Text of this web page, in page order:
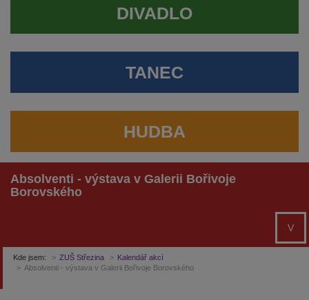
DIVADLO
TANEC
HUDBA
Absolventi - výstava v Galerii Bořivoje
Borovského
V
Kde jsem: ZUŠ Střezina
Kalendář akcí
Absolventi - výstava v Galerii Bořivoje Borovského